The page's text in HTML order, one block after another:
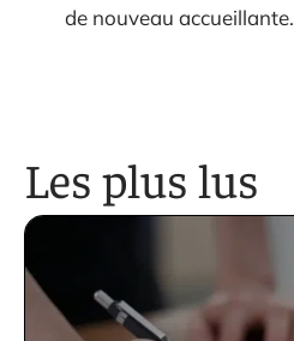
de nouveau accueillante.
Les plus lus